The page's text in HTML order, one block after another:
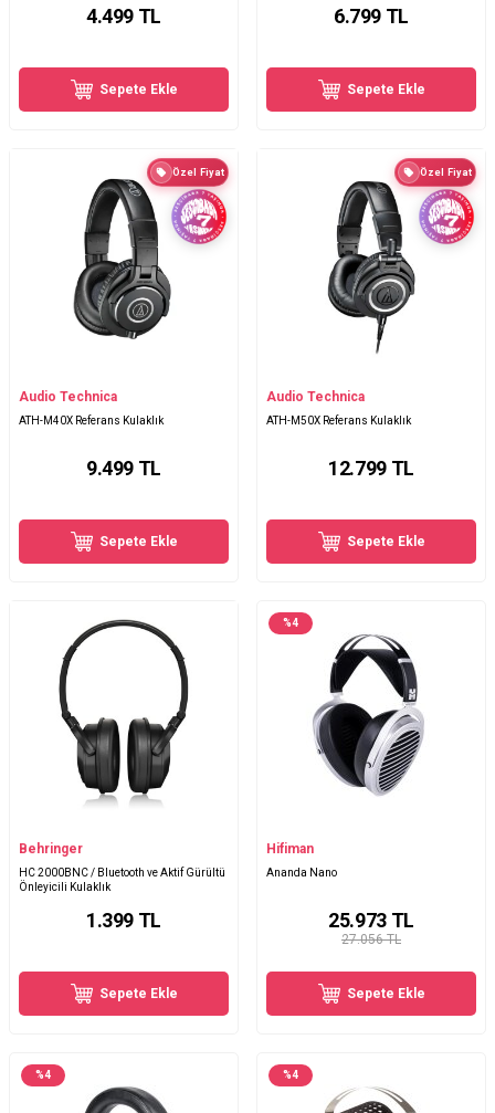
4.499 TL
Sepete Ekle
6.799 TL
Sepete Ekle
Özel Fiyat
Audio Technica
ATH-M40X Referans Kulaklık
9.499 TL
Sepete Ekle
Özel Fiyat
Audio Technica
ATH-M50X Referans Kulaklık
12.799TL
Sepete Ekle
Behringer
HC 2000BNC / Bluetooth ve Aktif Gürültü
Önleyicili Kulaklık
1.399 TL
Sepete Ekle
%4
Hifiman
Ananda Nano
27.056 TL
25.973TL
Sepete Ekle
%4 %4